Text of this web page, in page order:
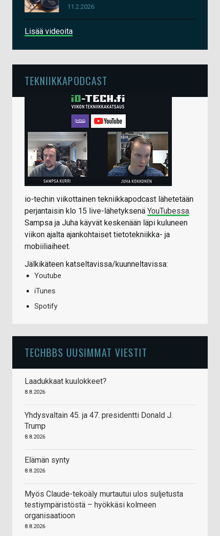
11.2.2026
Lisää videoita
TEKNIIKKAPODCAST
io-techin viikottainen tekniikkapodcast lähetetään
perjantaisin klo 15 live-lähetyksenä YouTubessa.
Sampsa ja Juha käyvät keskenään läpi kuluneen
viikon ajalta ajankohtaiset tietotekniikka- ja
mobiiliaiheet.
Jälkikäteen katseltavissa/kuunneltavissa:
Youtube
iTunes
Spotify
TECHBBS UUSIMMAT VIESTIT
Laadukkaat kuulokkeet?
8.8.2026
Yhdysvaltain 45. ja 47. presidentti Donald J.
Trump
8.8.2026
Elämän synty
8.8.2026
Myös Claude-tekoäly murtautui ulos suljetusta
testiympäristöstä – hyökkäsi kolmeen
organisaatioon
8.8.2026